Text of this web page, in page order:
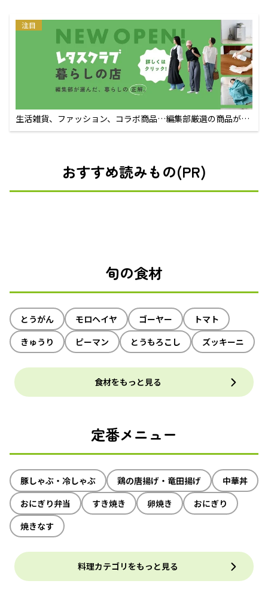
注目
生活雑貨、ファッション、コラボ商品…編集部厳選の商品が買
えるECサイト
おすすめ読みもの(PR)
旬の食材
とうがん モロヘイヤ ゴーヤー
トマト
きゅうり
ピーマン とうもろこし ズッキーニ
食材をもっと見る
定番メニュー
豚しゃぶ・冷しゃぶ 鶏の唐揚げ・竜田揚げ
中華丼
おにぎり弁当
すき焼き 卵焼き
おにぎり
焼きなす
料理カテゴリをもっと見る